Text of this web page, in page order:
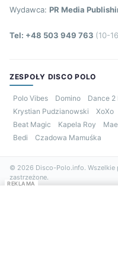
Wydawca: PR Media
Tel: +48 503 949 763 (10-
ZESPOŁY DISCO POLO
Polo Vibes Domino Dance 2
Krystian Pudzianowski
XoXo
Beat Magic
Kapela Roy
Bedi
Czadowa Mamuśka
© 2026 Disco-Polo.info. Wszelkie
zastrzeżone.
REKLAMA